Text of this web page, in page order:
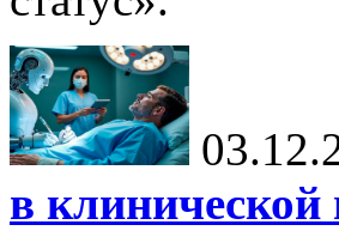
в клинической